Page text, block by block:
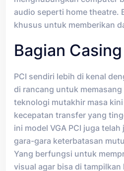
audio seperti home theatre.
khusus untuk memberikan
Bagian
PCI sendiri lebih di kenal
di rancang untuk
teknologi mutakhir masa
kecepatan transfer yang
ini model VGA PCI juga
gara-gara keterbatasan
Yang berfungsi untuk
visual agar bisa di tampilkan